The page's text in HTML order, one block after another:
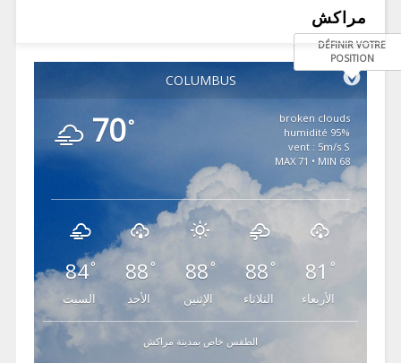
مراكش
COLUMBUS
DÉFINIR VOTRE
POSITION
70°
broken clouds
95% humidité
vent : 5m/s S
MAX 71 • MIN 68
84°
السبت
88 °
الأحد
88°
الإثنين
88 °
الثلاثاء
81 °
الأربعاء
الطقس خاص بمدينة مراكش